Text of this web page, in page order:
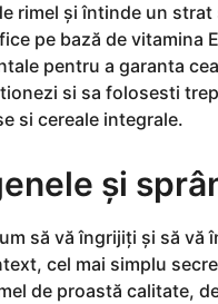
rimel și întinde un
pe bază de vitamina
pentru a garanta
si sa folosesti
si cereale integrale.
și
să vă îngrijiți și să
cel mai simplu
de proastă calitate,